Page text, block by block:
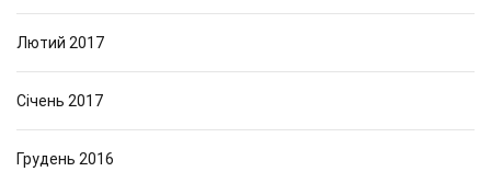
Лютий 2017
Січень 2017
Грудень 2016